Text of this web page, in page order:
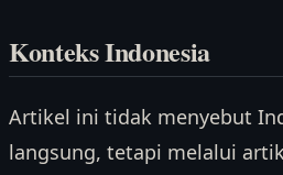
Konteks Indonesia
Artikel ini tidak menyebut
langsung, tetapi melalui